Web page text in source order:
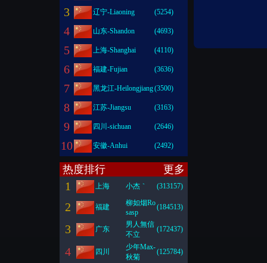
3 辽宁-Liaoning (5254)
4 山东-Shandon (4693)
5 上海-Shanghai (4110)
6 福建-Fujian (3636)
7 黑龙江-Heilongjiang(3500)
8 江苏-Jiangsu (3163)
9 四川-sichuan (2646)
10 安徽-Anhui (2492)
热度排行 更多
1 上海 小杰｀ (313157)
2 福建
柳如烟Ro
sasp
(184513)
3 广东
男人無信
不立
(172437)
4 四川
少年Max-
秋菊
(125784)